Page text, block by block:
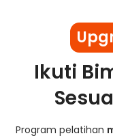
Ikuti
Program pelatihan